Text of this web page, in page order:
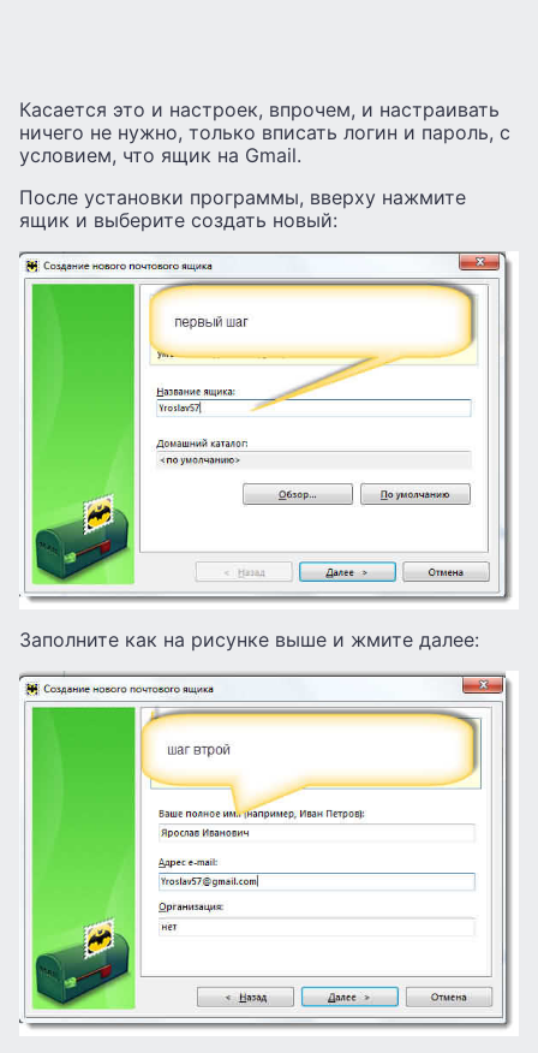
Касается это и настроек, впрочем, и настраивать
ничего не нужно, только вписать логин и пароль, с
условием, что ящик на Gmail.
После установки программы, вверху нажмите
ящик и выберите создать новый:
Заполните как на рисунке выше и жмите далее: